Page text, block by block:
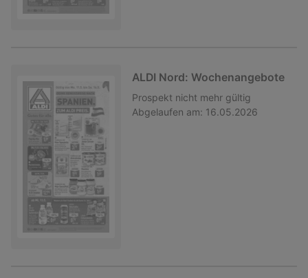
ALDI Nord: Wochenangebote
Prospekt nicht mehr gültig
Abgelaufen am: 16.05.2026